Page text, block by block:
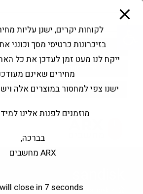
פתח סרגל נגישות
Products
search
החשבון שלי
לקוחות יקרים, ישנן עליות
בזיכרונות כרטיסי מסך וכונני
ייקח לנו מעט זמן לעדכן את כל
מחירים שאינם
ישנו צפי למחסור במוצרים אלה
מוזמנים לפנות אלינו
בברכה,
ARX מחשבים
close in 7 seconds